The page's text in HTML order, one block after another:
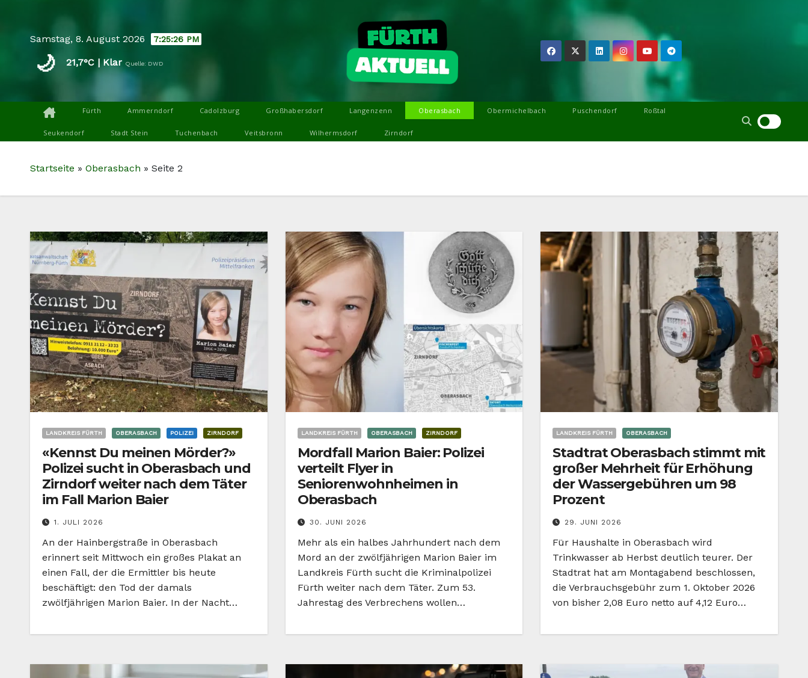
contentSamstag, 8. August 2026 7:25:27 PM
🌙 21,7°C | Klar Quelle: DWD
Fürth Ammerndorf Cadolzburg Großhabersdorf Langenzenn Oberasbach Obermichelbach Puschendorf Roßtal
Seukendorf Stadt Stein Tuchenbach Veitsbronn Wilhermsdorf Zirndorf
Startseite » Oberasbach » Seite 2
LANDKREIS FÜRTH OBERASBACH POLIZEI ZIRNDORF
«Kennst Du meinen Mörder?»
Polizei sucht in Oberasbach und
Zirndorf weiter nach dem Täter
im Fall Marion Baier
1. JULI 2026
An der Hainbergstraße in Oberasbach
erinnert seit Mittwoch ein großes Plakat an
einen Fall, der die Ermittler bis heute
beschäftigt: den Tod der damals
zwölfjährigen Marion Baier. In der Nacht…
LANDKREIS FÜRTH OBERASBACH ZIRNDORF
Mordfall Marion Baier: Polizei
verteilt Flyer in
Seniorenwohnheimen in
Oberasbach
30. JUNI 2026
Mehr als ein halbes Jahrhundert nach dem
Mord an der zwölfjährigen Marion Baier im
Landkreis Fürth sucht die Kriminalpolizei
Fürth weiter nach dem Täter. Zum 53.
Jahrestag des Verbrechens wollen…
LANDKREIS FÜRTH OBERASBACH
Stadtrat Oberasbach stimmt mit
großer Mehrheit für Erhöhung
der Wassergebühren um 98
Prozent
29. JUNI 2026
Für Haushalte in Oberasbach wird
Trinkwasser ab Herbst deutlich teurer. Der
Stadtrat hat am Montagabend beschlossen,
die Verbrauchsgebühr zum 1. Oktober 2026
von bisher 2,08 Euro netto auf 4,12 Euro…